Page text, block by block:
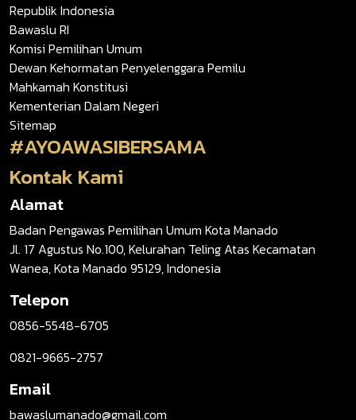
Republik Indonesia
Bawaslu RI
Komisi Pemilihan Umum
Dewan Kehormatan Penyelenggara Pemilu
Mahkamah Konstitusi
Kementerian Dalam Negeri
Sitemap
#AYOAWASIBERSAMA
Kontak Kami
Alamat
Badan Pengawas Pemilihan Umum Kota Manado
Jl. 17 Agustus No.100, Kelurahan Teling Atas Kecamatan
Wanea, Kota Manado 95129, Indonesia
Telepon
0856-5548-6705
0821-9665-2757
Email
bawaslumanado@gmail.com